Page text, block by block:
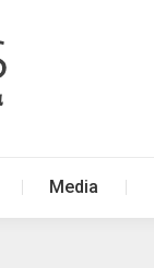
Media